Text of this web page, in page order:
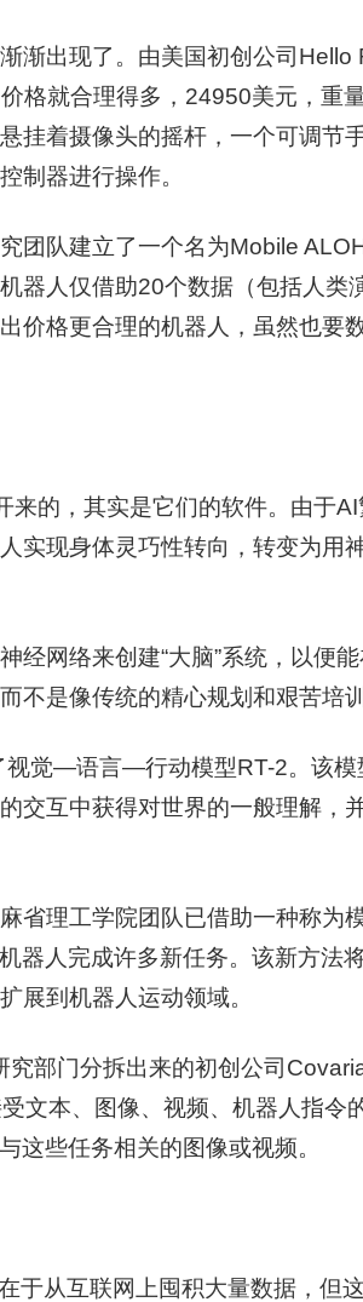
渐出现了。由美国初创公司Hello
格就合理得多，24950美元，重
挂着摄像头的摇杆，一个可调节
制器进行操作。
团队建立了一个名为Mobile
器人仅借助20个数据（包括人类
价格更合理的机器人，虽然也要
来的，其实是它们的软件。由于
实现身体灵巧性转向，转变为用
经网络来创建“大脑”系统，以便
不是像传统的精心规划和艰苦培
视觉—语言—行动模型RT-2。该模
交互中获得对世界的一般理解，
省理工学院团队已借助一种称为
器人完成许多新任务。该新方法
展到机器人运动领域。
部门分拆出来的初创公司
文本、图像、视频、机器人指令
这些任务相关的图像或视频。
于从互联网上囤积大量数据，但